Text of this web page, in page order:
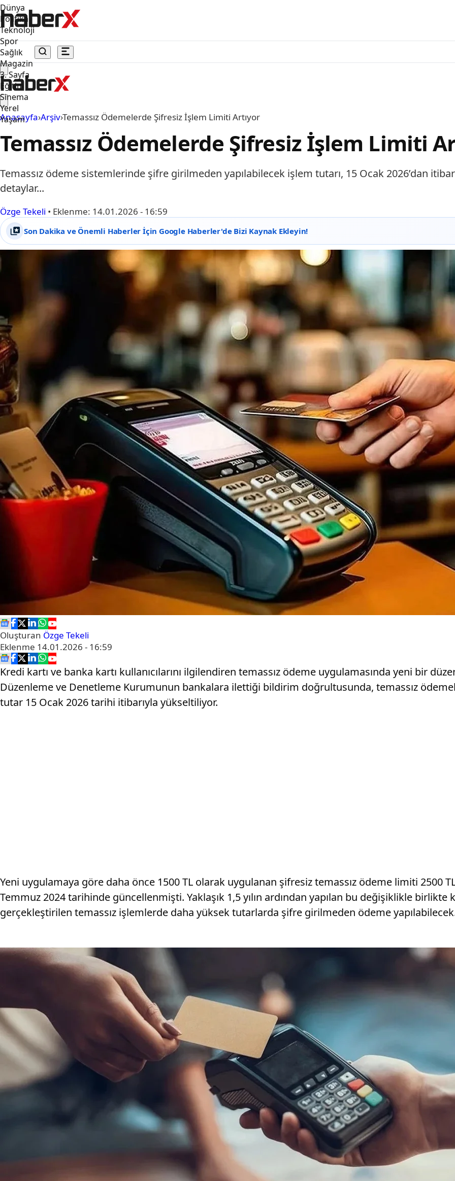
Dünya
Politika
Teknoloji
Spor
Sağlık
Magazin
3. Sayfa
Eğitim
Sinema
Yerel
Yaşam
Anasayfa›Arşiv›Temassız Ödemelerde Şifresiz İşlem Limiti Artıyor
Temassız Ödemelerde Şifresiz İşlem Limiti
Temassız ödeme sistemlerinde şifre girilmeden yapılabilecek işlem tutarı, 15 Ocak 2026’dan
detaylar...
Özge Tekeli • Eklenme: 14.01.2026 - 16:59
Son Dakika ve Önemli Haberler İçin Google Haberler'de Bizi Kaynak Ekleyin!
Oluşturan Özge Tekeli
Eklenme 14.01.2026 - 16:59
Kredi kartı ve banka kartı kullanıcılarını ilgilendiren temassız ödeme uygulamasında yeni bir
Düzenleme ve Denetleme Kurumunun bankalara ilettiği bildirim doğrultusunda, temassız
tutar 15 Ocak 2026 tarihi itibarıyla yükseltiliyor.
Yeni uygulamaya göre daha önce 1500 TL olarak uygulanan şifresiz temassız ödeme limiti 2500
Temmuz 2024 tarihinde güncellenmişti. Yaklaşık 1,5 yılın ardından yapılan bu değişiklikle
gerçekleştirilen temassız işlemlerde daha yüksek tutarlarda şifre girilmeden ödeme